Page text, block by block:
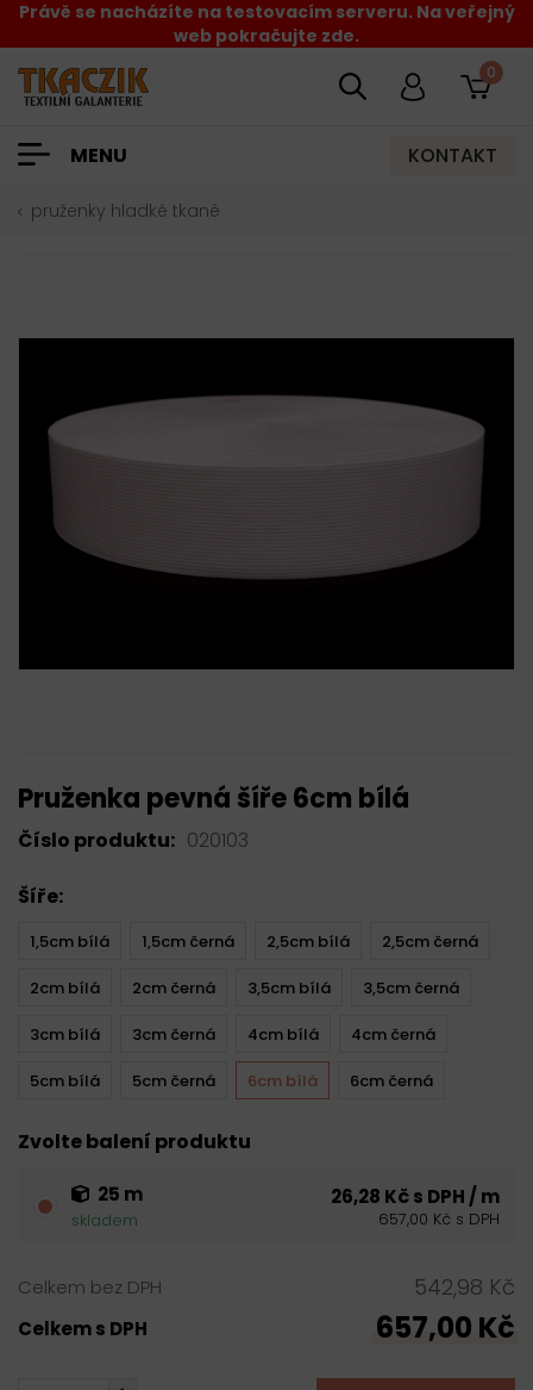
Právě se nacházíte na testovacím serveru. Na veřejný
web pokračujte zde.
0
MENU KONTAKT
pruženky hladké tkané
Pruženka pevná šíře 6cm bílá
Číslo produktu: 020103
Šíře:
1,5cm bílá 1,5cm černá 2,5cm bílá 2,5cm černá
2cm bílá 2cm černá 3,5cm bílá 3,5cm černá
3cm bílá 3cm černá 4cm bílá 4cm černá
5cm bílá 5cm černá 6cm bílá 6cm černá
Zvolte balení produktu
25 m
skladem
26,28 Kč s DPH / m
657,00 Kč s DPH
Celkem bez DPH 542,98 Kč
Celkem s DPH 657,00 Kč